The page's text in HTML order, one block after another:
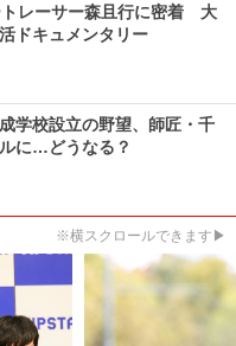
レーサー森且行に密着 大
ドキュメンタリー
学校設立の野望、師匠・千
に…どうなる？
※横スクロールできます▶